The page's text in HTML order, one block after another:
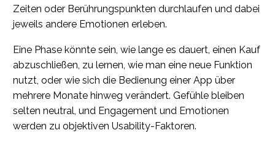
Zeiten oder Berührungspunkten durchlaufen und dabei
jeweils andere Emotionen erleben.
Eine Phase könnte sein, wie lange es dauert, einen Kauf
abzuschließen, zu lernen, wie man eine neue Funktion
nutzt, oder wie sich die Bedienung einer App über
mehrere Monate hinweg verändert. Gefühle bleiben
selten neutral, und Engagement und Emotionen
werden zu objektiven Usability-Faktoren.